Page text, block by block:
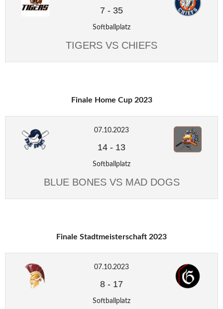
7 - 35
Softballplatz
TIGERS VS CHIEFS
Finale Home Cup 2023
07.10.2023
14 - 13
Softballplatz
BLUE BONES VS MAD DOGS
Finale Stadtmeisterschaft 2023
07.10.2023
8 - 17
Softballplatz